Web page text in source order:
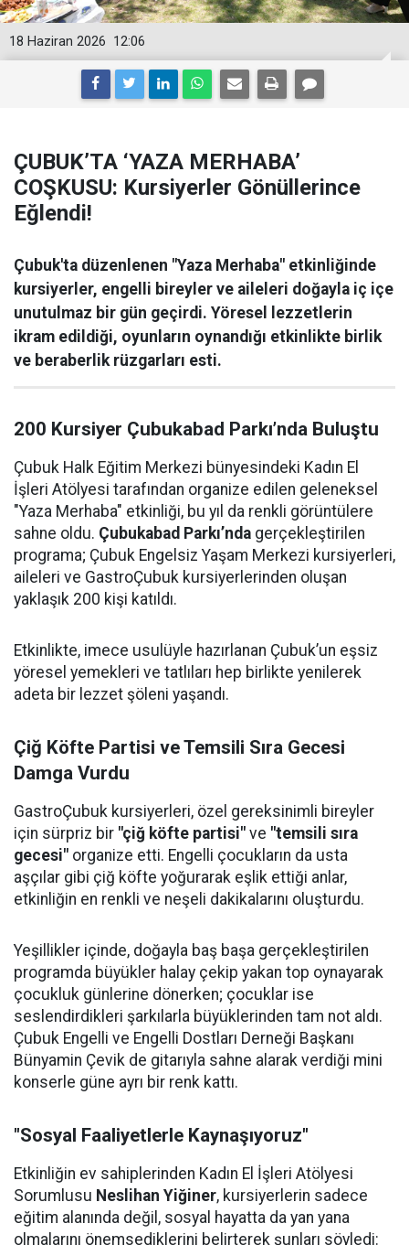
12:06
18 Haziran 2026
ÇUBUK’TA ‘YAZA MERHABA’
COŞKUSU: Kursiyerler Gönüllerince
Eğlendi!
Çubuk'ta düzenlenen "Yaza Merhaba" etkinliğinde
kursiyerler, engelli bireyler ve aileleri doğayla iç içe
unutulmaz bir gün geçirdi. Yöresel lezzetlerin
ikram edildiği, oyunların oynandığı etkinlikte birlik
ve beraberlik rüzgarları esti.
200 Kursiyer Çubukabad Parkı’nda Buluştu
Çubuk Halk Eğitim Merkezi bünyesindeki Kadın El
İşleri Atölyesi tarafından organize edilen geleneksel
"Yaza Merhaba" etkinliği, bu yıl da renkli görüntülere
sahne oldu. Çubukabad Parkı’nda gerçekleştirilen
programa; Çubuk Engelsiz Yaşam Merkezi kursiyerleri,
aileleri ve GastroÇubuk kursiyerlerinden oluşan
yaklaşık 200 kişi katıldı.
Etkinlikte, imece usulüyle hazırlanan Çubuk’un eşsiz
yöresel yemekleri ve tatlıları hep birlikte yenilerek
adeta bir lezzet şöleni yaşandı.
Çiğ Köfte Partisi ve Temsili Sıra Gecesi
Damga Vurdu
GastroÇubuk kursiyerleri, özel gereksinimli bireyler
için sürpriz bir "çiğ köfte partisi" ve "temsili sıra
gecesi" organize etti. Engelli çocukların da usta
aşçılar gibi çiğ köfte yoğurarak eşlik ettiği anlar,
etkinliğin en renkli ve neşeli dakikalarını oluşturdu.
Yeşillikler içinde, doğayla baş başa gerçekleştirilen
programda büyükler halay çekip yakan top oynayarak
çocukluk günlerine dönerken; çocuklar ise
seslendirdikleri şarkılarla büyüklerinden tam not aldı.
Çubuk Engelli ve Engelli Dostları Derneği Başkanı
Bünyamin Çevik de gitarıyla sahne alarak verdiği mini
konserle güne ayrı bir renk kattı.
"Sosyal Faaliyetlerle Kaynaşıyoruz"
Etkinliğin ev sahiplerinden Kadın El İşleri Atölyesi
Sorumlusu Neslihan Yiğiner, kursiyerlerin sadece
eğitim alanında değil, sosyal hayatta da yan yana
olmalarını önemsediklerini belirterek şunları söyledi: